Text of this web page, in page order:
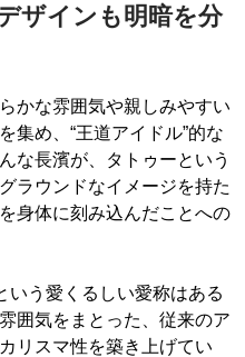
ザインも明暗を分
かな雰囲気や親しみやすい
集め、“王道アイドル”的な
な長濱が、タトゥーという
ラウンドなイメージを持た
身体に刻み込んだことへの
いう愛くるしい愛称はある
囲気をまとった、従来のア
リスマ性を築き上げてい